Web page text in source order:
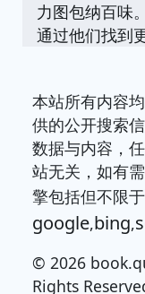
力图包纳百味
通过他们找到
本站所有内容
供的公开搜索
数据与内容，
站无关，如有
擎包括但不限于
google,bing,
© 2026
Rights